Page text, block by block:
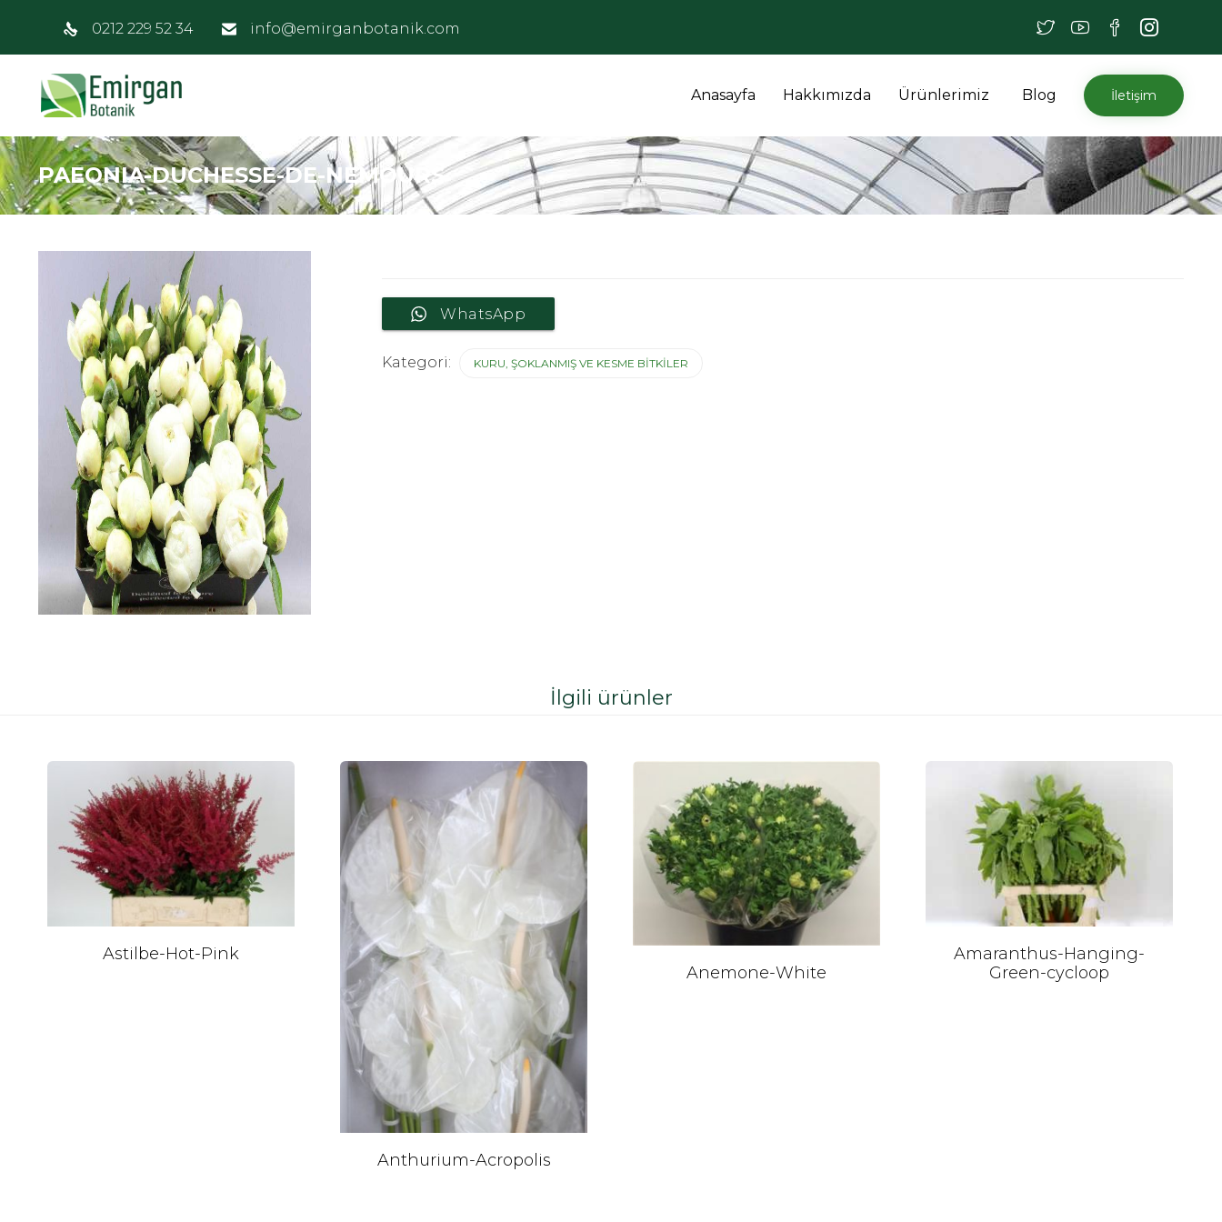
0212 229 52 34 info@emirganbotanik.com
İçeriğe
atla
Anasayfa Hakkımızda Ürünlerimiz Blog İletişim
PAEONIA-DUCHESSE-DE-NEMOURS
WhatsApp
Kategori: KURU, ŞOKLANMIŞ VE KESME BITKILER
İlgili ürünler
Astilbe-Hot-Pink
Anthurium-Acropolis
Anemone-White
Amaranthus-Hanging-
Green-cycloop